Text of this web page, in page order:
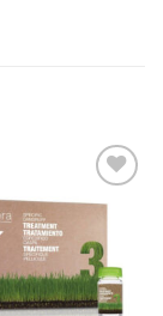
Ajouter
à la
liste
d’envies